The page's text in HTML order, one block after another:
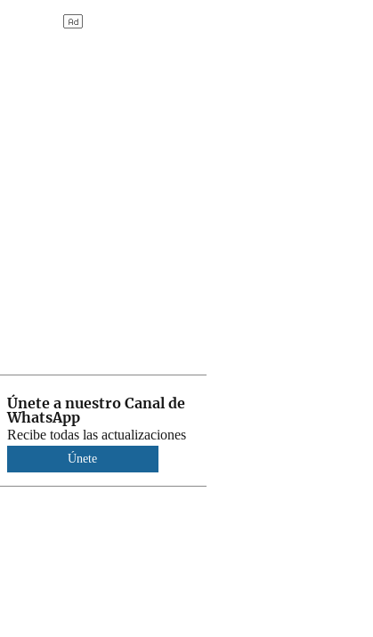
Únete a nuestro Canal de
WhatsApp
Recibe todas las actualizaciones
Únete